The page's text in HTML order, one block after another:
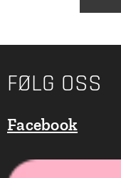
FØLG OSS
Facebook